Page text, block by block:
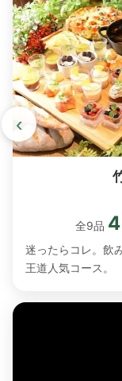
全9品
迷ったらコレ。飲
王道人気コース。
‹